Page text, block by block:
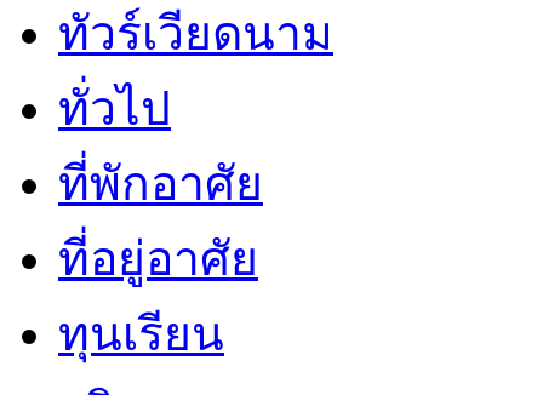
ทัวร์เวียดนาม
ทั่วไป
ที่พักอาศัย
ที่อยู่อาศัย
ทุนเรียน